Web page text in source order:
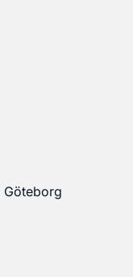
Göteborg